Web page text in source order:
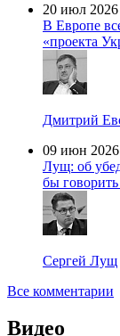
20 июл 2026
В Европе
«проекта
Дмитрий
09 июн 2026
Лущ: об
бы говорить
Сергей Лущ
Все комментарии
Видео